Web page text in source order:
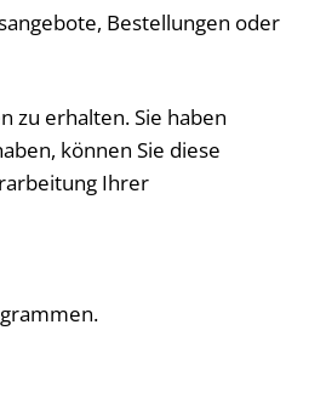
Bestellungen oder
zu erhalten. Sie haben
können Sie diese
Ihrer